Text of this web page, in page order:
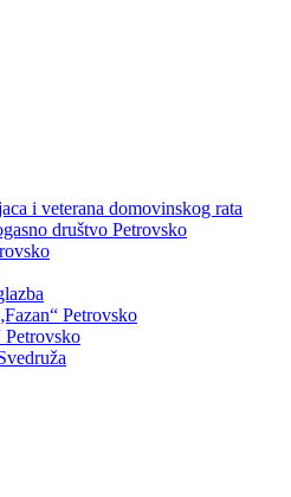
i veterana domovinskog rata
društvo Petrovsko
Petrovsko